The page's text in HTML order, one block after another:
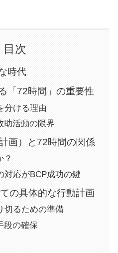
目次
時代
「72時間」の重要性
分ける理由
助活動の限界
画）と72時間の関係
？
対応がBCP成功の鍵
の具体的な行動計画
切るための準備
段の確保